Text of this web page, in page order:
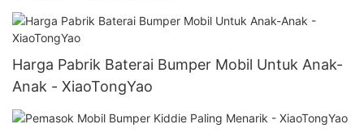
Harga Pabrik Baterai Bumper Mobil Untuk Anak-
Anak - XiaoTongYao